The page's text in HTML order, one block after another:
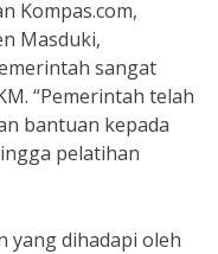
Kompas.com,
Masduki,
sangat
“Pemerintah telah
bantuan kepada
pelatihan
yang dihadapi oleh